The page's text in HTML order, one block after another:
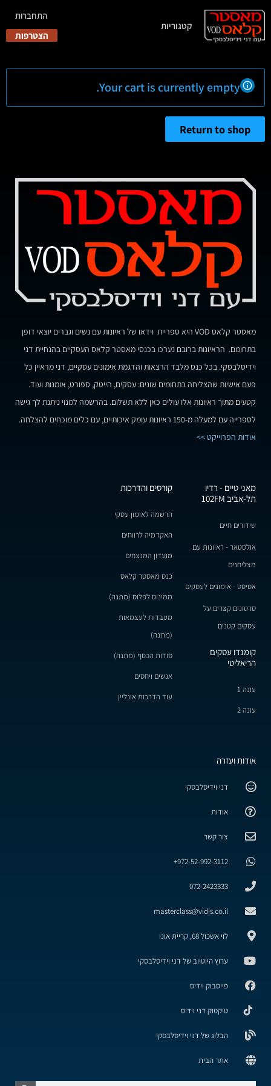
קטגוריות
התחברות
הצטרפות
Your cart is currently empty.
Return to shop
מאסטר קלאס VOD היא ספריית וידאו של ראיונות עם נשים וגברים יוצאי דופן
בתחומם. הראיונות ברובם נערכו בכנסי מאסטר קלאס העסקיים בהנחיית דני
וידיסלבסקי. בכל כנס מלבד הרצאות והדגמת אימונים עסקיים, דני מראיין כל
פעם אישיות שהצליחה בתחומים שונים: עסקים, הייטק, ספורט, אומנות ועוד.
קטעים מתוך ראיונות אלו עולים כאן ללא תשלום. בהרשמה למנוי ניתנת לך גישה
לספרייה עם למעלה מ-150 ראיונות עומק איכותיים, עם כלים מוכחים להצלחה.
אודות הפרוייקט >>
מאני טיים - רדיו
תל-אביב 102FM
שידורים חיים
אולסטאר - ראיונות עם
מצליחנים
אסיסט - אימונים לעסקים
סרטונים קצרים על
עסקים קטנים
קומנדו עסקים
הריאליטי
עונה 1
עונה 2
קורסים והדרכות
הרשמה לאימון עסקי
האקדמיה לרווחים
מועדון המנצחים
כנס מאסטר קלאס
ממינוס לפלוס (מתנה)
מעבדות לעצמאות
(מתנה)
סודות הכסף (מתנה)
אנשים ויחסים
עוד הדרכות אונליין
אודות ועזרה
דני וידיסלבסקי
אודות
צור קשר
972-52-992-3112+
072-2423333
masterclass@vidis.co.il
לוי אשכול 68, קריית אונו
ערוץ היוטיוב של דני וידיסלבסקי
פייסבוק וידיס
טיקטוק דני וידיס
הבלוג של דני וידיסלבסקי
אתר הבית